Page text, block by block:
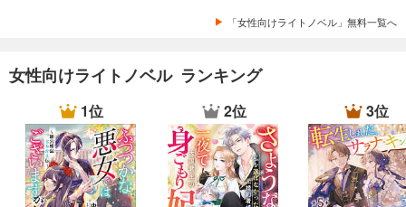
「女性向けライトノベル」無料一覧へ
女性向けライトノベル ランキング
1位 2位 3位